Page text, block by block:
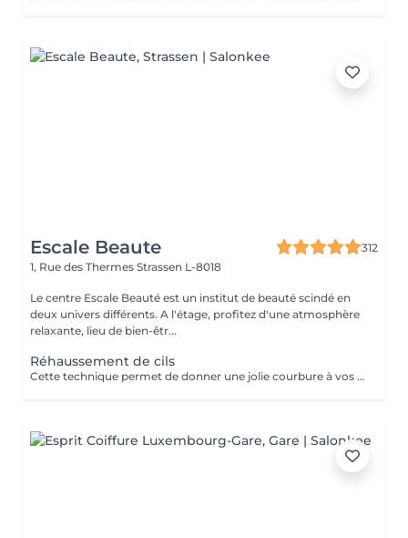
Escale Beaute
312
1, Rue des Thermes Strassen L-8018
Le centre Escale Beauté est un institut de beauté scindé en
deux univers différents. A l'étage, profitez d'une atmosphère
relaxante, lieu de bien-êtr...
Réhaussement de cils
Cette technique permet de donner une jolie courbure à vos cils tout en gardant un aspect naturel. Un regard ouvert, des cils déployés tout en douceur pour une durée d'environ 4 semaines. N'hésitez plus.